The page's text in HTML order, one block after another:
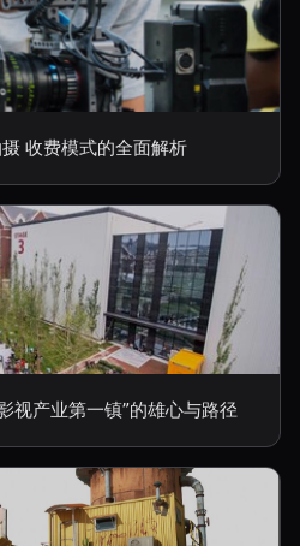
收费模式的全面解析
视产业第一镇”的雄心与路径